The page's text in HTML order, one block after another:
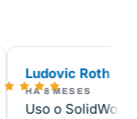
Boutros
HÁ 3 MESES
A equipe da